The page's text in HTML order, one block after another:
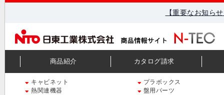
【重要なお知ら
商品紹介 カタログ請求
キャビネット
プラボックス
熱関連機器
盤用パーツ